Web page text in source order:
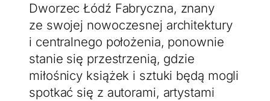
Dworzec Łódź Fabryczna, znany
ze swojej nowoczesnej architektury
i centralnego położenia, ponownie
stanie się przestrzenią, gdzie
miłośnicy książek i sztuki będą mogli
spotkać się z autorami, artystami